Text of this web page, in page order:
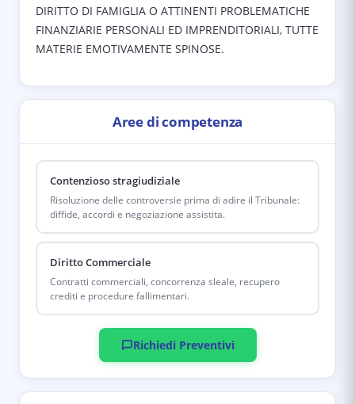
DIRITTO DI FAMIGLIA O ATTINENTI PROBLEMATICHE
FINANZIARIE PERSONALI ED IMPRENDITORIALI, TUTTE
MATERIE EMOTIVAMENTE SPINOSE.
Aree di competenza
Contenzioso stragiudiziale
Risoluzione delle controversie prima di adire il Tribunale:
diffide, accordi e negoziazione assistita.
Diritto Commerciale
Contratti commerciali, concorrenza sleale, recupero
crediti e procedure fallimentari.
Richiedi Preventivi